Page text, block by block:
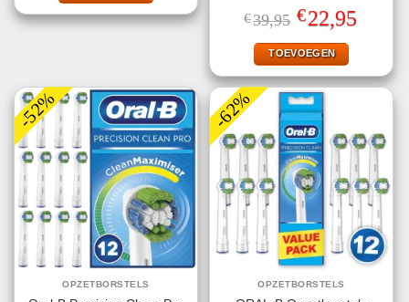
Gewaardeerd
5.00uit 5
€39,95 Oorspronkelijke
prijs
was:
€39,95.
€22,95prijs
TOEVOEGEN
-52%
OPZETBORSTELS
-62%
OPZETBORSTELS